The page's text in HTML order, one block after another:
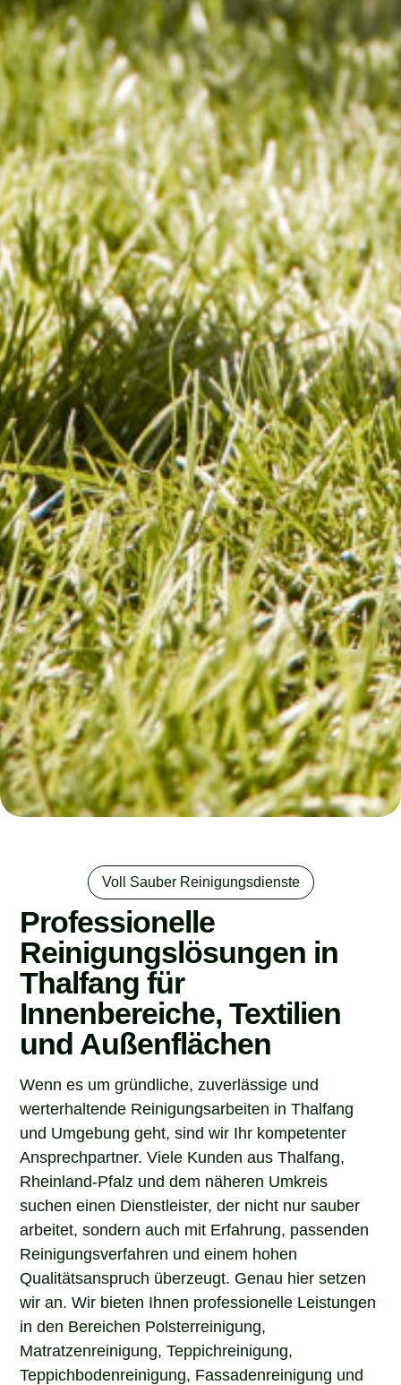
Voll Sauber Reinigungsdienste
Professionelle
Reinigungslösungen in
Thalfang für
Innenbereiche, Textilien
und Außenflächen
Wenn es um gründliche, zuverlässige und
werterhaltende Reinigungsarbeiten in Thalfang
und Umgebung geht, sind wir Ihr kompetenter
Ansprechpartner. Viele Kunden aus Thalfang,
Rheinland-Pfalz und dem näheren Umkreis
suchen einen Dienstleister, der nicht nur sauber
arbeitet, sondern auch mit Erfahrung, passenden
Reinigungsverfahren und einem hohen
Qualitätsanspruch überzeugt. Genau hier setzen
wir an. Wir bieten Ihnen professionelle Leistungen
in den Bereichen Polsterreinigung,
Matratzenreinigung, Teppichreinigung,
Teppichbodenreinigung, Fassadenreinigung und